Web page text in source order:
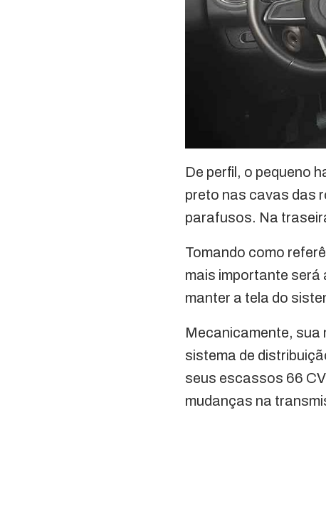
De perfil, o pequeno
preto nas cavas das
parafusos. Na
Tomando como
mais importante
manter a tela do
Mecanicamente, sua
sistema de
seus escassos 66
mudanças na